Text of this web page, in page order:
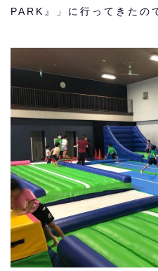
PARK』」に行ってきたの